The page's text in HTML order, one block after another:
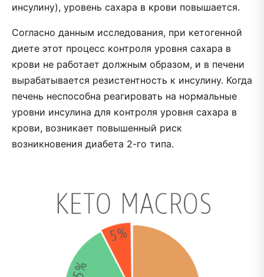
инсулину), уровень сахара в крови повышается.
Согласно данным исследования, при кетогенной
диете этот процесс контроля уровня сахара в
крови не работает должным образом, и в печени
вырабатывается резистентность к инсулину. Когда
печень неспособна реагировать на нормальные
уровни инсулина для контроля уровня сахара в
крови, возникает повышенный риск
возникновения диабета 2-го типа.